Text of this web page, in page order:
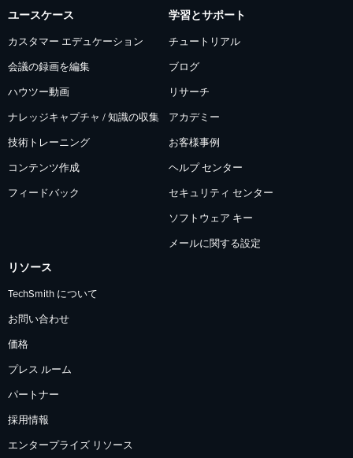
ー ー ー
ユースケース
カスタマー エデュケーション
会議の録画を編集
ハウツー動画
ナレッジキャプチャ / 知識の収集
技術トレーニング
コンテンツ作成
フィードバック
学習とサポート
チュートリアル
ブログ
リサーチ
アカデミー
お客様事例
ヘルプ センター
セキュリティ センター
ソフトウェア キー
メールに関する設定
リソース
TechSmith について
お問い合わせ
価格
プレス ルーム
パートナー
採用情報
エンタープライズ リソース